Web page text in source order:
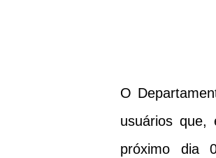
O
usuários que,
próximo dia